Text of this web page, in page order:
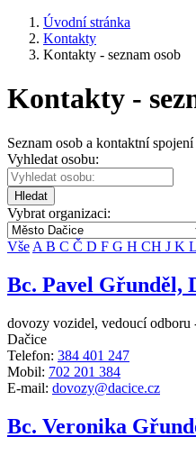
Úvodní stránka
Kontakty
Kontakty - seznam osob
Kontakty -
Seznam osob a kontaktní
Vyhledat osobu:
Hledat
Vybrat organizaci:
Vše A B C Č D F G H CH J K L
Bc. Pavel Gřunděl,
dovozy vozidel, vedoucí odboru
Dačice
Telefon: 384 401 247
Mobil: 702 201 384
E-mail: dovozy@dacice.cz
Bc. Veronika